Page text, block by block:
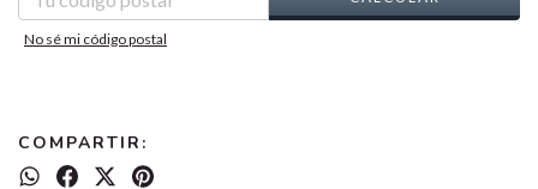
No sé mi código postal
COMPARTIR: